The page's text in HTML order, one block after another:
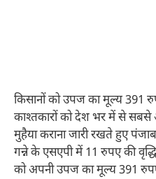
किसानों को उपज का मूल्य 391
काश्तकारों को देश भर में से सबसे
मुहैया कराना जारी रखते हुए
गन्ने के एसएपी में 11 रुपए की
को अपनी उपज का मूल्य 391 रुपए